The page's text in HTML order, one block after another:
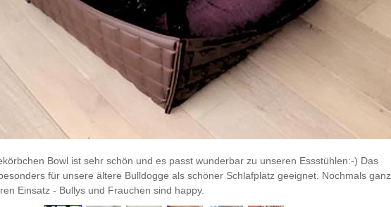
Bowl ist sehr schön und es passt wunderbar zu unseren Essstühlen:-) Das
für unsere ältere Bulldogge als schöner Schlafplatz geeignet. Nochmals ganz
Einsatz - Bullys und Frauchen sind happy.